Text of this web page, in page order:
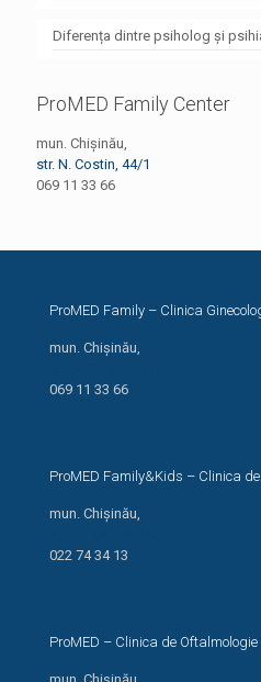
Diferența dintre psiholog și
ProMED Family Center
mun. Chișinău,
str. N. Costin, 44/1
069 11 33 66
ProMED Family – Clinica
mun. Chișinău,
069 11 33 66
ProMED Family&Kids – Clinica
mun. Chișinău,
022 74 34 13
ProMED – Clinica de Oftalmologie